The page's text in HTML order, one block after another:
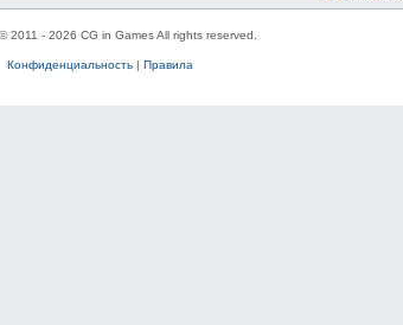
2011 - 2026 CG in Games All rights reserved.
Конфиденциальность| Правила